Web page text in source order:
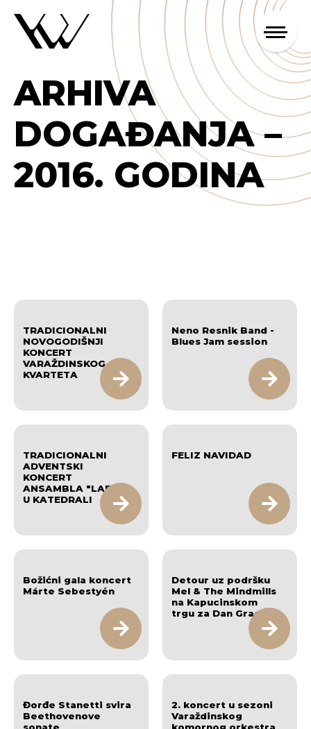
ARHIVA
DOGAĐANJA –
2016. GODINA
TRADICIONALNI
NOVOGODIŠNJI
KONCERT
VARAŽDINSKOG
KVARTETA
Neno Resnik Band -
Blues Jam session
TRADICIONALNI
ADVENTSKI
KONCERT
ANSAMBLA "LADO"
U KATEDRALI
FELIZ NAVIDAD
Božićni gala koncert
Márte Sebestyén
Detour uz podršku
Mel & The Mindmills
na Kapucinskom
trgu za Dan Grada
Đorđe Stanetti svira
Beethovenove
2. koncert u sezoni
Varaždinskog